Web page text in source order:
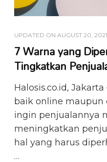
UPDATED ON AUGUST 20, 2021
7 Warna yang
Tingkatkan
Halosis.co.id,
baik online maupun
ingin penjualannya
meningkatkan
hal yang harus
…